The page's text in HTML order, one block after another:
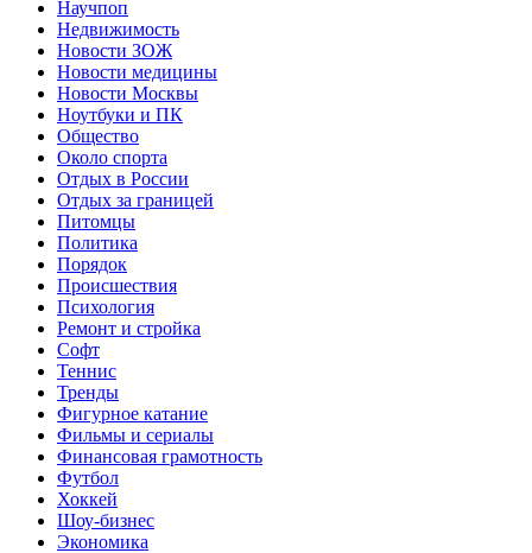
Научпоп
Недвижимость
Новости ЗОЖ
Новости медицины
Новости Москвы
Ноутбуки и ПК
Общество
Около спорта
Отдых в России
Отдых за границей
Питомцы
Политика
Порядок
Происшествия
Психология
Ремонт и стройка
Софт
Теннис
Тренды
Фигурное катание
Фильмы и сериалы
Финансовая грамотность
Футбол
Хоккей
Шоу-бизнес
Экономика